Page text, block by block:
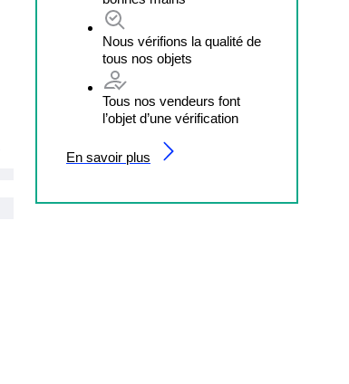
Nous vérifions la qualité de
tous nos objets
Tous nos vendeurs font
l’objet d’une vérification
En savoir plus